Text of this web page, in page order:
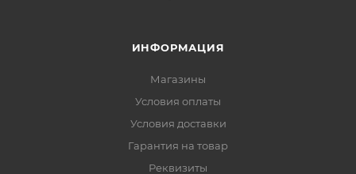
ИНФОРМАЦИЯ
Магазины
Условия оплаты
Условия доставки
Гарантия на товар
Реквизиты